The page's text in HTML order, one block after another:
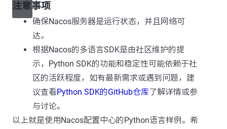
注意事项
确保Nacos服务器是运行状态，并且网络可
达。
根据Nacos的多语言SDK是由社区维护的提
示，Python SDK的功能和稳定性可能依赖于社
区的活跃程度，如有最新需求或遇到问题，建
议查看Python SDK的GitHub仓库了解详情或参
与讨论。
以上就是使用Nacos配置中心的Python语言样例。希